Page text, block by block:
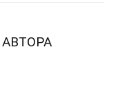
АВТОРА